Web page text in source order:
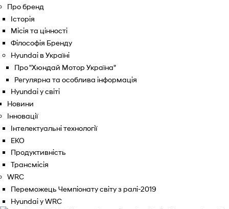
Про бренд
Історія
Місія та цінності
Філософія Бренду
Hyundai в Україні
Про "Хюндай Мотор Україна"
Регулярна та особлива інформація
Hyundai у світі
Новини
Інновації
Інтелектуальні технології
ЕКО
Продуктивність
Трансмісія
WRC
Переможець Чемпіонату світу з ралі-2019
Hyundai у WRC